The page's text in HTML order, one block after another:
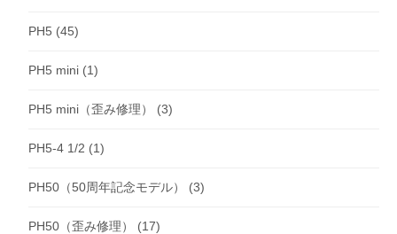
PH5 (45)
PH5 mini (1)
PH5 mini（歪み修理） (3)
PH5-4 1/2 (1)
PH50（50周年記念モデル） (3)
PH50（歪み修理） (17)